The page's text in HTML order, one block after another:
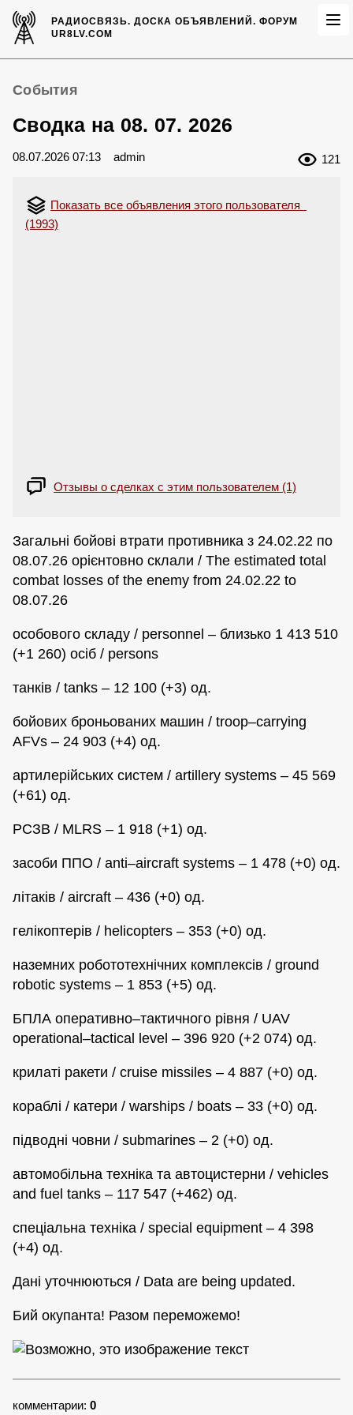
РАДИОСВЯЗЬ.ДОСКА ОБЪЯВЛЕНИЙ. ФОРУМ
UR8LV.COM
События
Сводка на 08. 07. 2026
08.07.2026 07:13 admin 121
Показать все объявления этого пользователя
(1993)
Отзывы о сделках с этим пользователем (1)
Загальні бойові втрати противника з 24.02.22 по
08.07.26 орієнтовно склали / The estimated total
combat losses of the enemy from 24.02.22 to
08.07.26
особового складу / personnel – близько 1 413 510
(+1 260) осіб / persons
танків / tanks – 12 100 (+3) од.
бойових броньованих машин / troop–carrying
AFVs – 24 903 (+4) од.
артилерійських систем / artillery systems – 45 569
(+61) од.
РСЗВ / MLRS – 1 918 (+1) од.
засоби ППО / anti–aircraft systems – 1 478 (+0) од.
літаків / aircraft – 436 (+0) од.
гелікоптерів / helicopters – 353 (+0) од.
наземних робототехнічних комплексів / ground
robotic systems – 1 853 (+5) од.
БПЛА оперативно–тактичного рівня / UAV
operational–tactical level – 396 920 (+2 074) од.
крилаті ракети / cruise missiles – 4 887 (+0) од.
кораблі / катери / warships / boats – 33 (+0) од.
підводні човни / submarines – 2 (+0) од.
автомобільна техніка та автоцистерни / vehicles
and fuel tanks – 117 547 (+462) од.
спеціальна техніка / special equipment – 4 398
(+4) од.
Дані уточнюються / Data are being updated.
Бий окупанта! Разом переможемо!
комментарии: 0